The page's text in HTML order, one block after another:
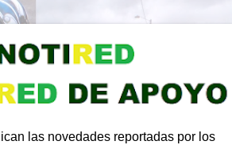
las novedades reportadas por los